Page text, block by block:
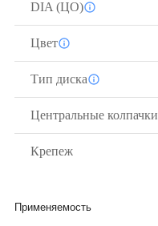
DIA (ЦО)
Цвет
Тип диска
Центральные колпачки
Крепеж
Применяемость